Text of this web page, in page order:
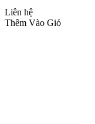
Liên hệ
Thêm Vào Giỏ